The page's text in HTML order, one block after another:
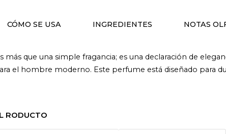
CÓMO SE USA INGREDIENTES NOTAS
más que una simple fragancia; es una declaración de
el hombre moderno. Este perfume está diseñado para
RODUCTO